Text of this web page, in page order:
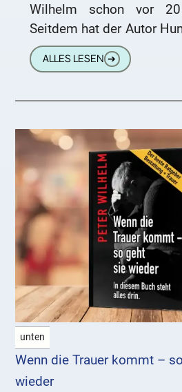
Wilhelm schon vor
Seitdem hat der Autor
humoristischer
verfasst. Das 20-jährige
ALLES LESEN ➔
unten
Wenn die Trauer kommt –
wieder